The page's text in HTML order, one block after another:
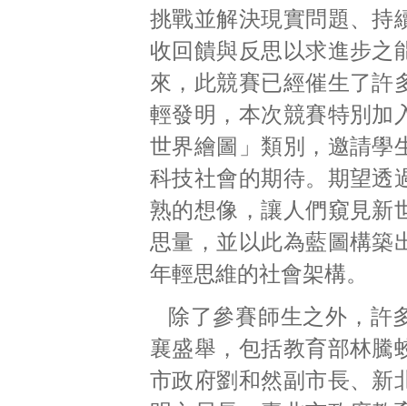
挑戰並解決現實問題、持
收回饋與反思以求進步之
來，此競賽已經催生了許
輕發明，本次競賽特別加
世界繪圖」類別，邀請學
科技社會的期待。期望透
熟的想像，讓人們窺見新
思量，並以此為藍圖構築
年輕思維的社會架構。
除了參賽師生之外，許
襄盛舉，包括教育部林騰
市政府劉和然副市長、新